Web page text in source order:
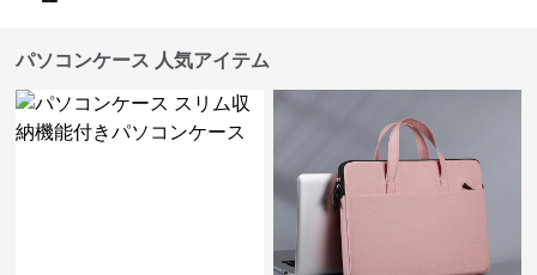
パソコンケース 人気アイテム